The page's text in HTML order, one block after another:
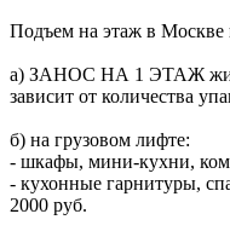
Подъем на этаж в Москве
а) ЗАНОС НА 1 ЭТАЖ
зависит от количества
б) на грузовом лифте:
- шкафы, мини-кухни,
- кухонные гарнитуры,
2000 руб.